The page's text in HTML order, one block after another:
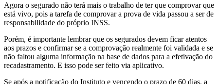
Agora o segurado não terá mais o trabalho de ter que comprovar que
está vivo, pois a tarefa de comprovar a prova de vida passou a ser de
responsabilidade do próprio INSS.
Porém, é importante lembrar que os segurados devem ficar atentos
aos prazos e confirmar se a comprovação realmente foi validada e se
não faltou alguma informação na base de dados para a efetivação do
recadastramento. E isso pode ser feito via aplicativo.
Se após a notificação do Instituto e vencendo o prazo de 60 dias, a